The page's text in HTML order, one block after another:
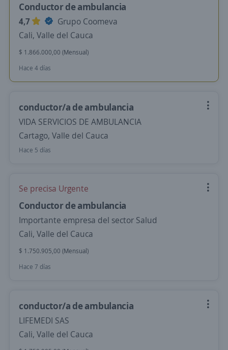
Conductor de ambulancia
4,7
Grupo Coomeva
Cali, Valle del Cauca
$ 1.866.000,00 (Mensual)
Hace 4 días
conductor/a de ambulancia
VIDA SERVICIOS DE AMBULANCIA
Cartago, Valle del Cauca
Hace 5 días
Se precisa Urgente
Conductor de ambulancia
Importante empresa del sector Salud
Cali, Valle del Cauca
$ 1.750.905,00 (Mensual)
Hace 7 días
conductor/a de ambulancia
LIFEMEDI SAS
Cali, Valle del Cauca